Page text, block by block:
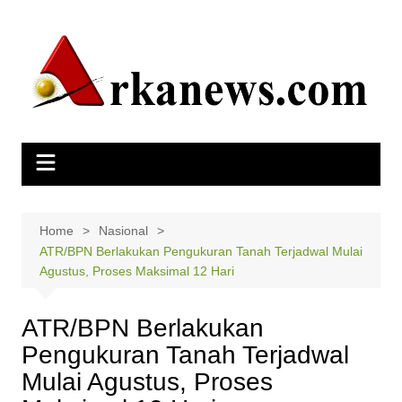
Home
Nasional
ATR/BPN Berlakukan Pengukuran Tanah Terjadwal Mulai
Agustus, Proses Maksimal 12 Hari
ATR/BPN Berlakukan
Pengukuran Tanah Terjadwal
Mulai Agustus, Proses